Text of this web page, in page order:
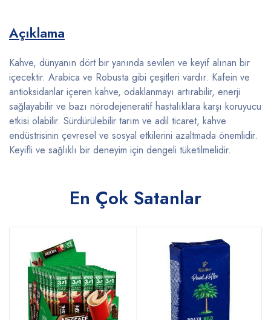
Açıklama
Kahve, dünyanın dört bir yanında sevilen ve keyif alınan bir
içecektir. Arabica ve Robusta gibi çeşitleri vardır. Kafein ve
antioksidanlar içeren kahve, odaklanmayı artırabilir, enerji
sağlayabilir ve bazı nörodejeneratif hastalıklara karşı koruyucu
etkisi olabilir. Sürdürülebilir tarım ve adil ticaret, kahve
endüstrisinin çevresel ve sosyal etkilerini azaltmada önemlidir.
Keyifli ve sağlıklı bir deneyim için dengeli tüketilmelidir.
En Çok Satanlar